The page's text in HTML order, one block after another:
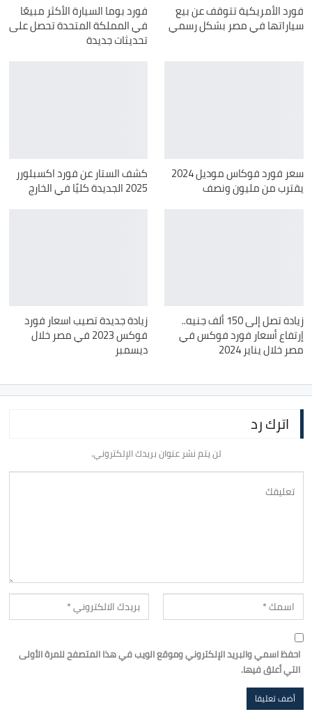
فورد الأمريكية تتوقف عن بيع
سياراتها في مصر بشكل رسمي
فورد بوما السيارة الأكثر مبيعًا
في المملكة المتحدة تحصل على
تحديثات جديدة
سعر فورد فوكاس موديل 2024
يقترب من مليون ونصف
كشف الستار عن فورد اكسبلورر
2025 الجديدة كليًا في الخارج
زيادة تصل إلى 150 ألف جنيه..
إرتفاع أسعار فورد فوكس في
مصر خلال يناير 2024
زيادة جديدة تصيب اسعار فورد
فوكس 2023 في مصر خلال
ديسمبر
اترك رد
لن يتم نشر عنوان بريدك الإلكتروني.
احفظ اسمي والبريد الإلكتروني وموقع الويب في هذا المتصفح للمرة الأولى
التي أعلق فيها.